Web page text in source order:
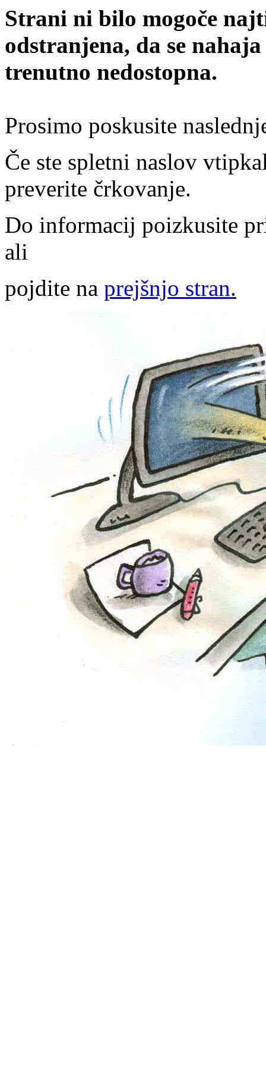
Strani ni bilo mogoče
odstranjena, da se
trenutno nedostopna.
Prosimo poskusite
Če ste spletni naslov
preverite črkovanje.
Do informacij poizkusite
ali
pojdite na prejšnjo stran.